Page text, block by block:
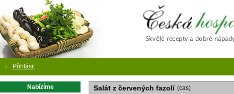
Česká
Přihlásit
Nabízíme
Salát z červených fazolí (cas)